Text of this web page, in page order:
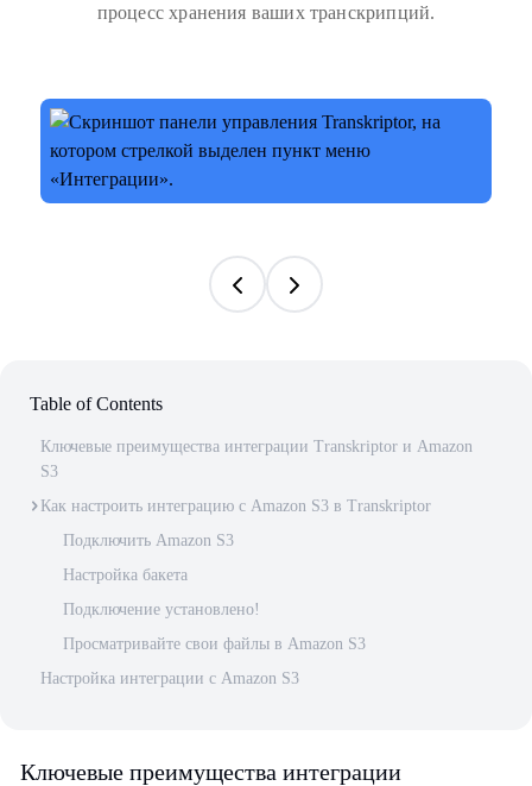
процесс хранения ваших транскрипций.
Table of Contents
Ключевые преимущества интеграции Transkriptor и Amazon
S3
Как настроить интеграцию с Amazon S3 в Transkriptor
Подключить Amazon S3
Настройка бакета
Подключение установлено!
Просматривайте свои файлы в Amazon S3
Настройка интеграции с Amazon S3
Ключевые преимущества интеграции